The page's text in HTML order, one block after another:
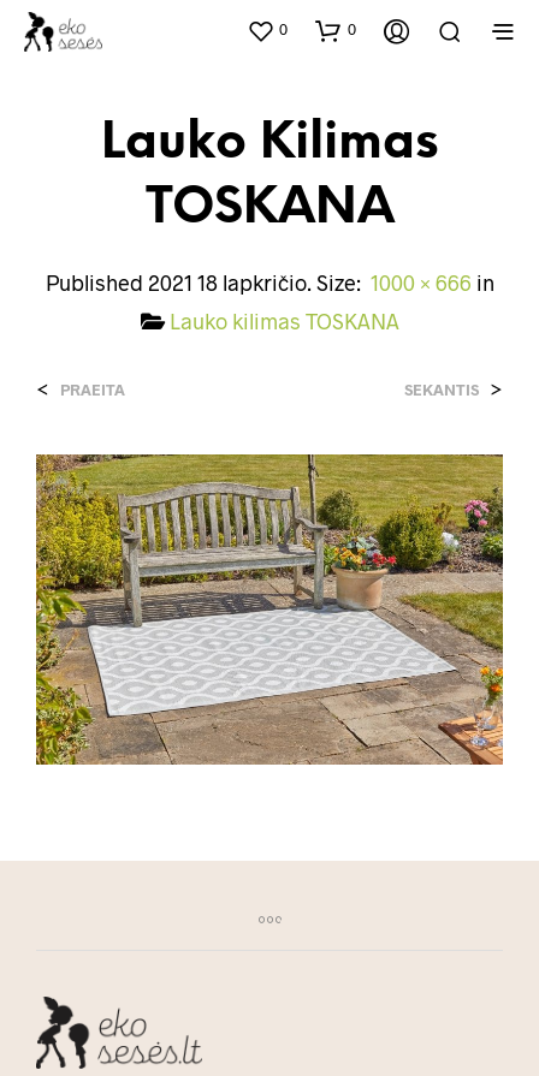
0 0
Lauko Kilimas
TOSKANA
Published 2021 18 lapkričio. Size: 1000 × 666 in
Lauko kilimas TOSKANA
< PRAEITA SEKANTIS >